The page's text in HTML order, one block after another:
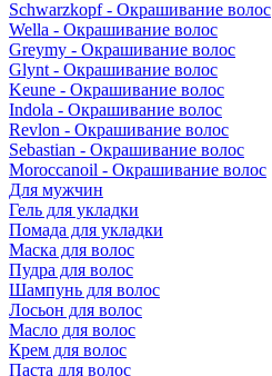
Schwarzkopf - Окрашивание волос
Wella - Окрашивание волос
Greymy - Окрашивание волос
Glynt - Окрашивание волос
Keune - Окрашивание волос
Indola - Окрашивание волос
Revlon - Окрашивание волос
Sebastian - Окрашивание волос
Moroccanoil - Окрашивание волос
Для мужчин
Гель для укладки
Помада для укладки
Маска для волос
Пудра для волос
Шампунь для волос
Лосьон для волос
Масло для волос
Крем для волос
Паста для волос